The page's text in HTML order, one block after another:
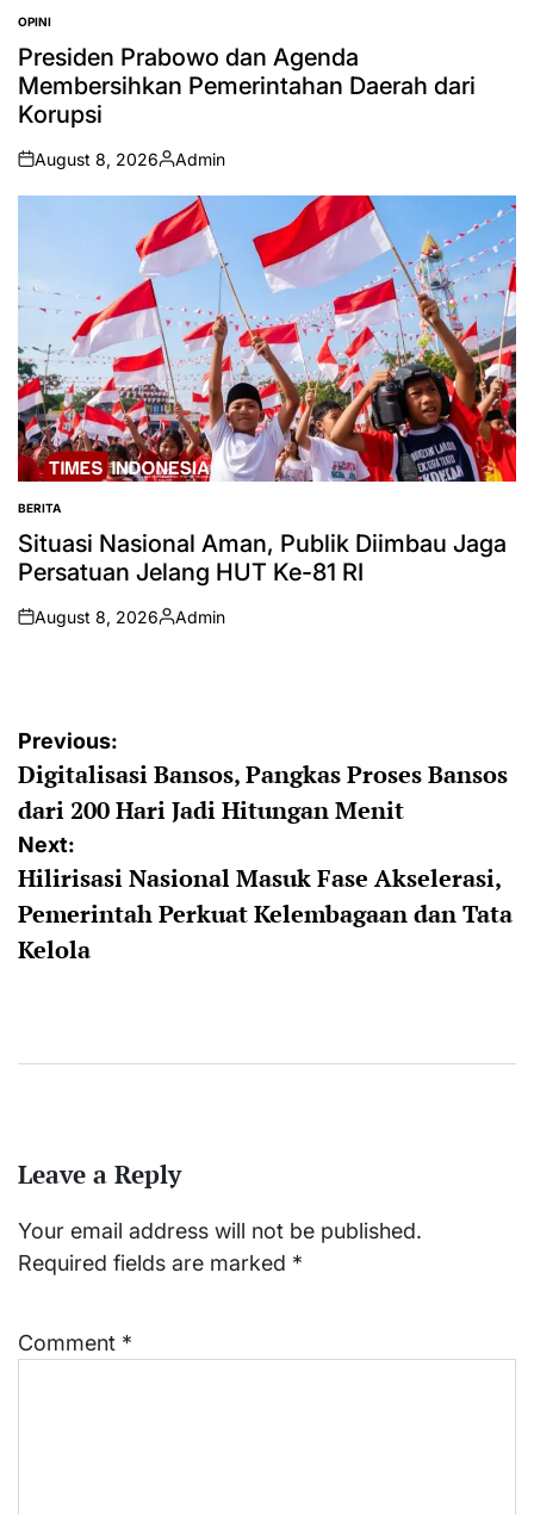
POSTED
IN
OPINI
Presiden Prabowo dan Agenda
Membersihkan Pemerintahan Daerah dari
Korupsi
on
August 8, 2026
Posted
by
Admin
POSTED
IN
BERITA
Situasi Nasional Aman, Publik Diimbau Jaga
Persatuan Jelang HUT Ke-81 RI
on
August 8, 2026
Posted
Admin
Post
navigation
Previous:
Digitalisasi Bansos, Pangkas Proses Bansos
dari 200 Hari Jadi Hitungan Menit
Next:
Hilirisasi Nasional Masuk Fase Akselerasi,
Pemerintah Perkuat Kelembagaan dan Tata
Kelola
Leave a Reply
Your email address will not be published.
Required fields are marked *
Comment *